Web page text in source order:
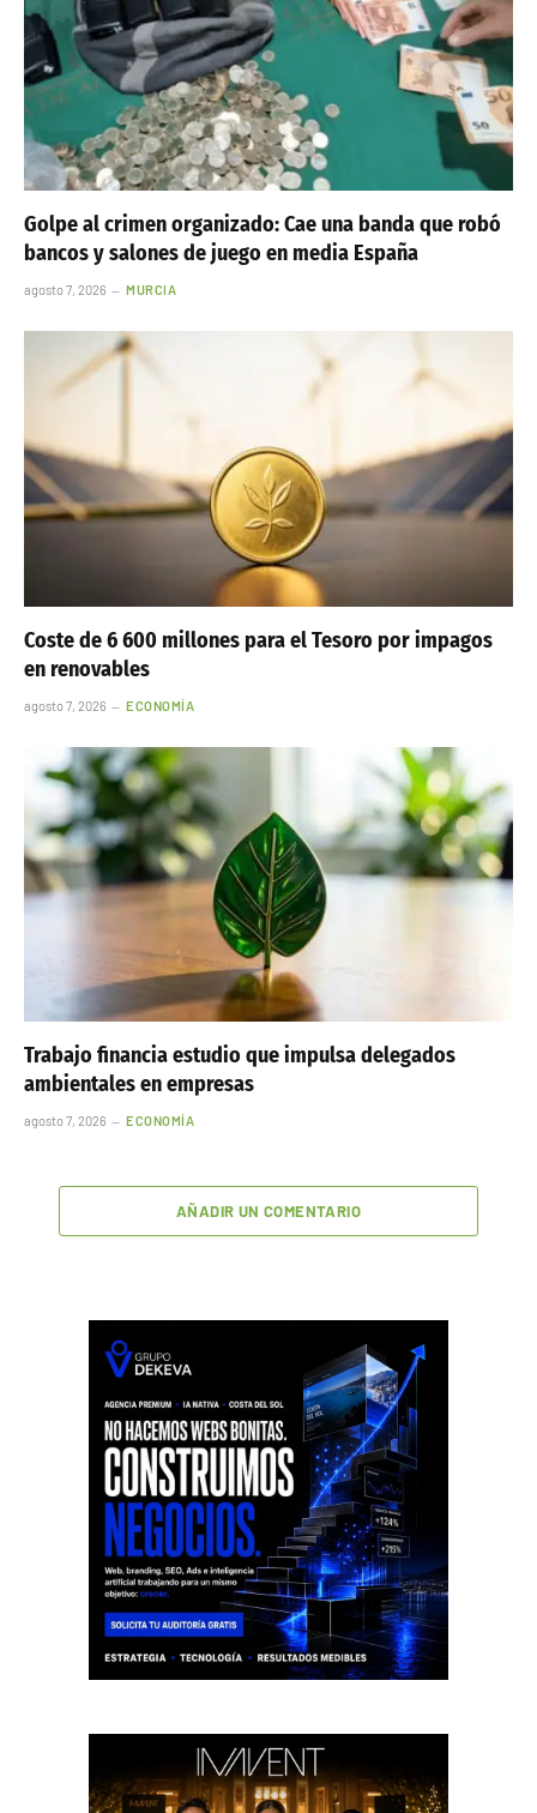
Golpe al crimen organizado: Cae una banda que robó
bancos y salones de juego en media España
agosto 7, 2026 MURCIA
Coste de 6 600 millones para el Tesoro por impagos
en renovables
agosto 7, 2026 ECONOMÍA
Trabajo financia estudio que impulsa delegados
ambientales en empresas
agosto 7, 2026 ECONOMÍA
AÑADIR UN COMENTARIO